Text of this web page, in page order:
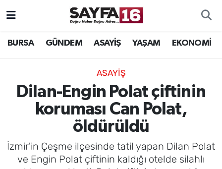
BURSA GÜNDEM ASAYİŞ YAŞAM EKONOMİ
ASAYİŞ
Dilan-Engin Polat çiftinin
koruması Can Polat,
öldürüldü
İzmir'in Çeşme ilçesinde tatil yapan Dilan Polat
ve Engin Polat çiftinin kaldığı otelde silahlı
ÖZEL HABER
MAGAZİN
BİLİM
TEKNOLOJİ
Hava Durumu
TFF 2.Lig Beyaz Grup Puan Durumu ve Fikstür
Tüm Manşetler
Haber Arşivi